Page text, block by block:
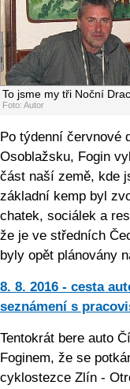
To jsme my tři Noční
Foto: Autor
Po týdenní červnové
Osoblažsku, Fogin
část naší země, kde
základní kemp byl
chatek, sociálek a
že je ve středních
byly opět plánovány
8. 8. 2016 - cesta
seznámení s
Tentokrát bere auto
Foginem, že se
cyklostezce Zlín -